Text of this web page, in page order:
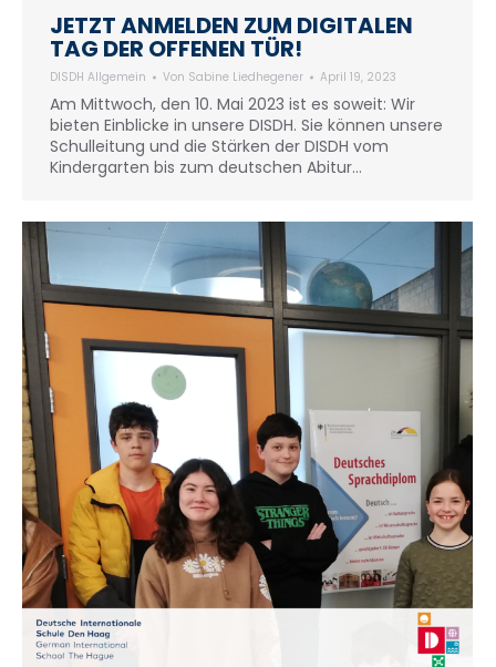
JETZT ANMELDEN ZUM DIGITALEN
TAG DER OFFENEN TÜR!
DISDH Allgemein Von Sabine Liedhegener April 19, 2023
Am Mittwoch, den 10. Mai 2023 ist es soweit: Wir
bieten Einblicke in unsere DISDH. Sie können unsere
Schulleitung und die Stärken der DISDH vom
Kindergarten bis zum deutschen Abitur…